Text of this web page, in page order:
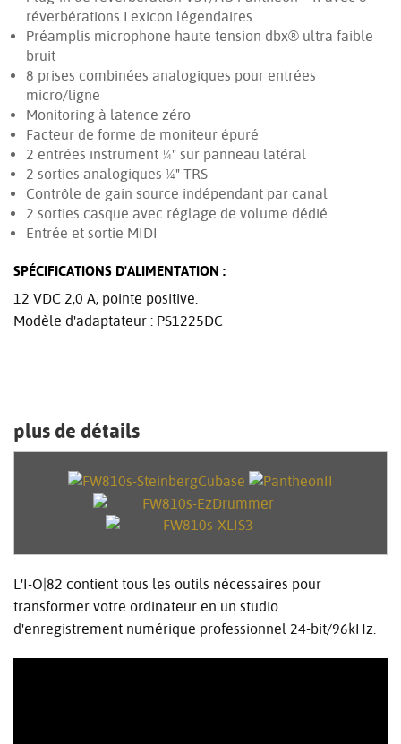
réverbérations Lexicon légendaires
Préamplis microphone haute tension dbx® ultra faible
bruit
8 prises combinées analogiques pour entrées
micro/ligne
Monitoring à latence zéro
Facteur de forme de moniteur épuré
2 entrées instrument ¼" sur panneau latéral
2 sorties analogiques ¼" TRS
Contrôle de gain source indépendant par canal
2 sorties casque avec réglage de volume dédié
Entrée et sortie MIDI
SPÉCIFICATIONS D'ALIMENTATION :
12 VDC 2,0 A, pointe positive.
Modèle d'adaptateur : PS1225DC
plus de détails
L'I-O|82 contient tous les outils nécessaires pour
transformer votre ordinateur en un studio
d'enregistrement numérique professionnel 24-bit/96kHz.